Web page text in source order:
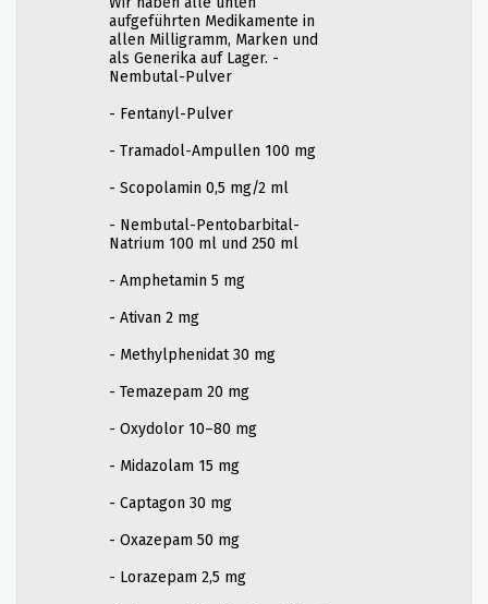
aufgeführten Medikamente in
allen Milligramm, Marken und
als Generika auf Lager. -
Nembutal-Pulver
- Fentanyl-Pulver
- Tramadol-Ampullen 100 mg
- Scopolamin 0,5 mg/2 ml
- Nembutal-Pentobarbital-
Natrium 100 ml und 250 ml
- Amphetamin 5 mg
- Ativan 2 mg
- Methylphenidat 30 mg
- Temazepam 20 mg
- Oxydolor 10–80 mg
- Midazolam 15 mg
- Captagon 30 mg
- Oxazepam 50 mg
- Lorazepam 2,5 mg